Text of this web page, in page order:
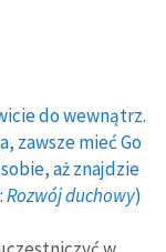
do wewnątrz.
zawsze mieć Go
aż znajdzie
Rozwój duchowy)